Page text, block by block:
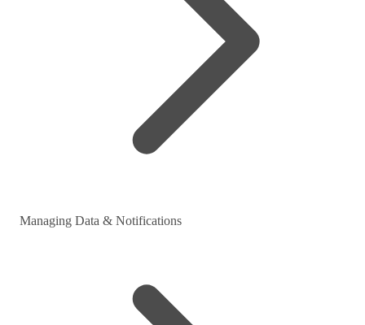
Managing Data & Notifications